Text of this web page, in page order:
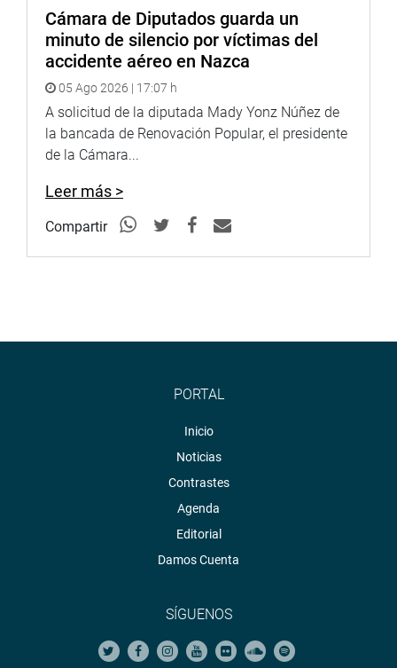
OFICINA DE COMUNICACIONES E IMAGEN
INSTITUCIONAL
Cámara de Diputados guarda un
minuto de silencio por víctimas del
accidente aéreo en Nazca
05 Ago 2026 | 17:07 h
A solicitud de la diputada Mady Yonz Núñez de
la bancada de Renovación Popular, el presidente
de la Cámara...
Leer más >
Compartir
PORTAL
Inicio
Noticias
Contrastes
Agenda
Editorial
Damos Cuenta
SÍGUENOS